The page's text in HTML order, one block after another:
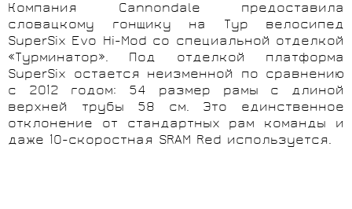
Компания Cannondale предоставила
словацкому гонщику на Тур велосипед
SuperSix Evo Hi-Mod со специальной отделкой
«Турминатор». Под отделкой платформа
SuperSix остается неизменной по сравнению
с 2012 годом: 54 размер рамы с длиной
верхней трубы 58 см. Это единственное
отклонение от стандартных рам команды и
даже 10-скоростная SRAM Red используется.